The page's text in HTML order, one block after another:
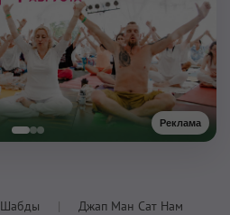
Реклама
Шабды Джап Ман Сат Нам